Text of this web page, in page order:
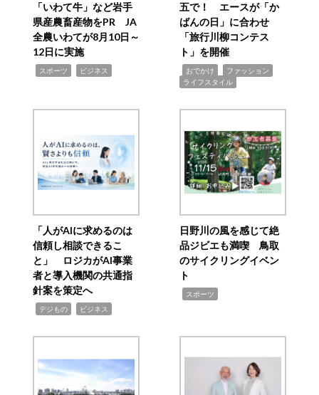
「いわて牛」など岩手
県産農畜産物をPR JA
全農いわてが8月10日～
12日に実施
スポーツ ビジネス
五で！ エースが「か
ばんの日」に合わせ
「旅行川柳コンテス
ト」を開催
おでかけ ファッション
ライフスタイル
「人がAIに求めるのは
信頼し相談できるこ
と」 ロジカがAI事業
者と導入機関の共通指
針案を策定へ
デジもの ビジネス
日野川の風を感じて絶
品ジビエも満喫 鳥取
のサイクリングイベン
ト
スポーツ